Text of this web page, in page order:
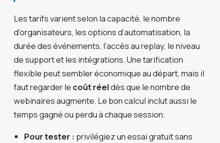
Les tarifs varient selon la capacité, le nombre
d’organisateurs, les options d’automatisation, la
durée des événements, l’accès au replay, le niveau
de support et les intégrations. Une tarification
flexible peut sembler économique au départ, mais il
faut regarder le coût réeldès que le nombre de
webinaires augmente. Le bon calcul inclut aussi le
temps gagné ou perdu à chaque session.
Pour tester : privilégiez un essai gratuit sans